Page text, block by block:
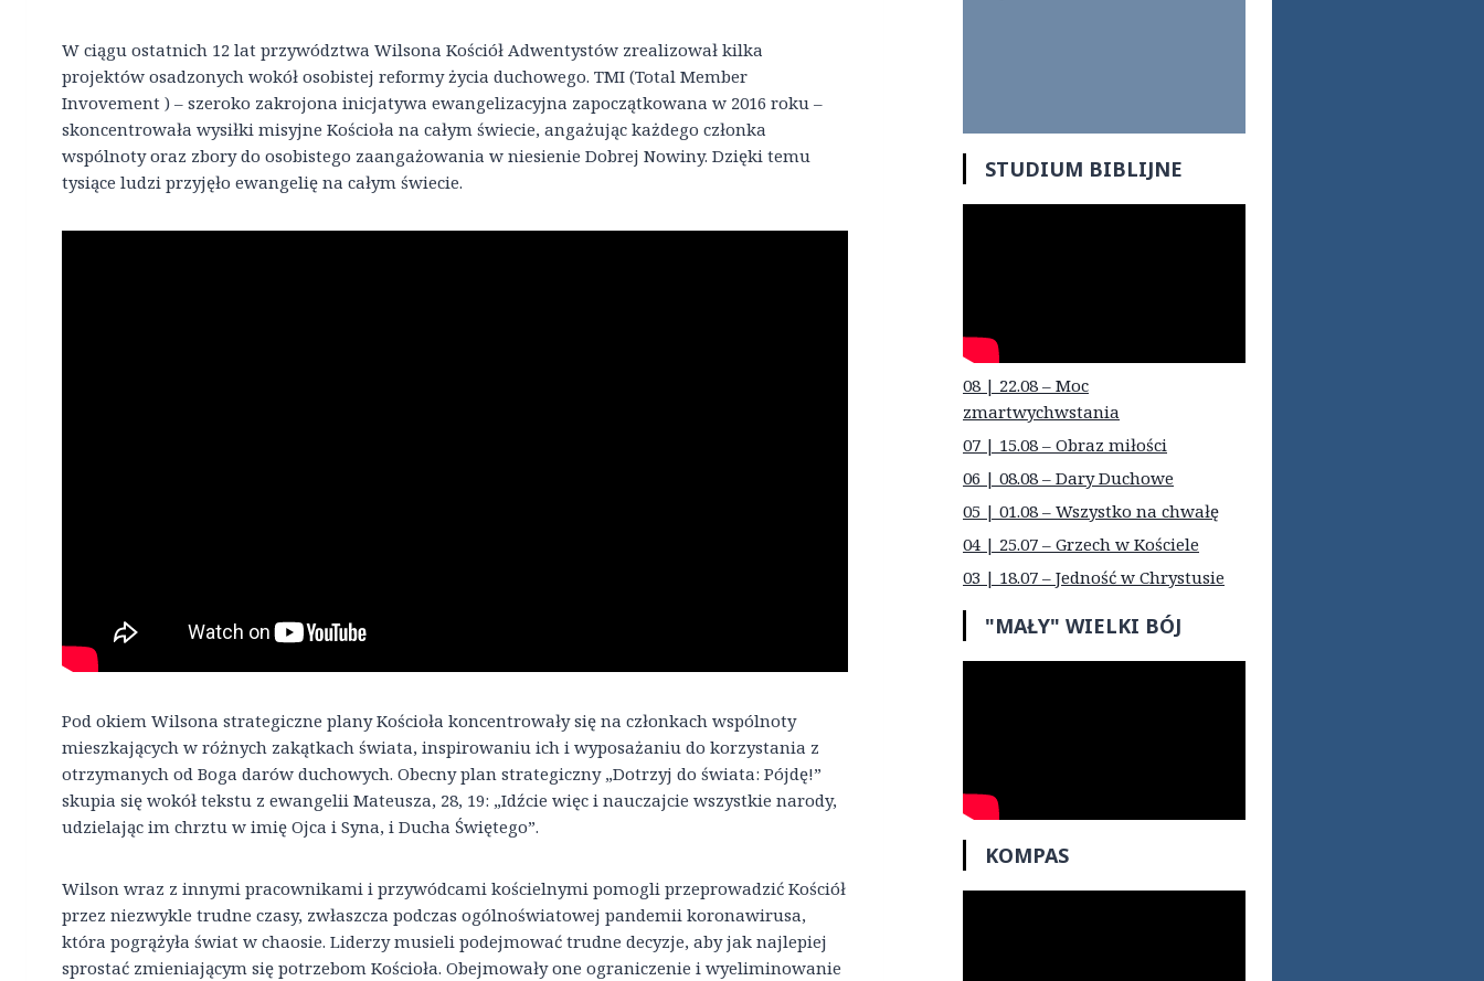
W ciągu ostatnich 12 lat przywództwa Wilsona Kościół Adwentystów zrealizował kilka
projektów osadzonych wokół osobistej reformy życia duchowego. TMI (Total Member
Invovement ) – szeroko zakrojona inicjatywa ewangelizacyjna zapoczątkowana w 2016 roku –
skoncentrowała wysiłki misyjne Kościoła na całym świecie, angażując każdego członka
wspólnoty oraz zbory do osobistego zaangażowania w niesienie Dobrej Nowiny. Dzięki temu
tysiące ludzi przyjęło ewangelię na całym świecie.
Pod okiem Wilsona strategiczne plany Kościoła koncentrowały się na członkach wspólnoty
mieszkających w różnych zakątkach świata, inspirowaniu ich i wyposażaniu do korzystania z
otrzymanych od Boga darów duchowych. Obecny plan strategiczny „Dotrzyj do świata: Pójdę!”
skupia się wokół tekstu z ewangelii Mateusza, 28, 19: „Idźcie więc i nauczajcie wszystkie narody,
udzielając im chrztu w imię Ojca i Syna, i Ducha Świętego”.
Wilson wraz z innymi pracownikami i przywódcami kościelnymi pomogli przeprowadzić Kościół
przez niezwykle trudne czasy, zwłaszcza podczas ogólnoświatowej pandemii koronawirusa,
która pogrążyła świat w chaosie. Liderzy musieli podejmować trudne decyzje, aby jak najlepiej
sprostać zmieniającym się potrzebom Kościoła. Obejmowały one ograniczenie i wyeliminowanie
STUDIUM BIBLIJNE
08 | 22.08 – Moc
zmartwychwstania
07 | 15.08 – Obraz miłości
06 | 08.08 – Dary Duchowe
05 | 01.08 – Wszystko na chwałę
04 | 25.07 – Grzech w Kościele
03 | 18.07 – Jedność w Chrystusie
"MAŁY" WIELKI BÓJ
KOMPAS